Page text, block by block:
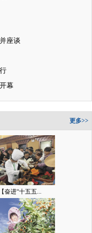
座谈
幕
更多>>
【奋进“十五五...